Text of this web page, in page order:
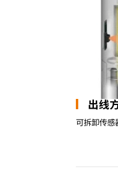
出线
可拆卸传感